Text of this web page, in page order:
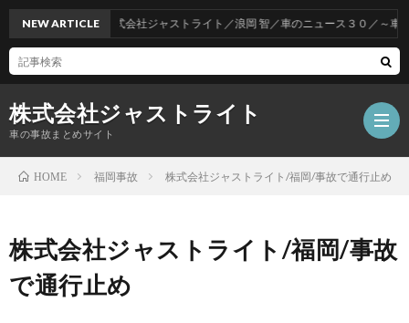
株式会社ジャストライト
車の事故まとめサイト
NEW ARTICLE株式会社ジャストライト／浪岡 智／車のニュース３０／～車をお
HOME 福岡事故 株式会社ジャストライト/福岡/事故で通行止め
株式会社ジャストライト/福岡/事故
で通行止め